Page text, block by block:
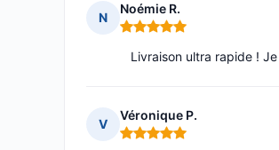
N
Noémie R.
Note : 5 sur 5
Livraison ultra rapide !
V
Véronique P.
Note : 5 sur 5